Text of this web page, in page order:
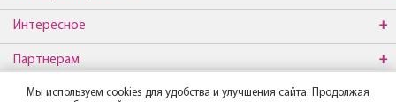
Интересное
Партнерам
О компании
Мы используем cookies для удобства и улучшения сайта. Продолжая